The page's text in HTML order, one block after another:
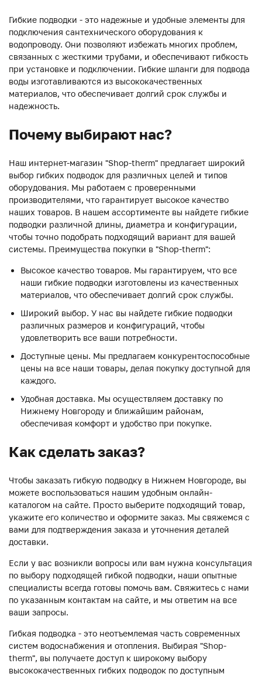
Гибкие подводки - это надежные и удобные элементы для
подключения сантехнического оборудования к
водопроводу. Они позволяют избежать многих проблем,
связанных с жесткими трубами, и обеспечивают гибкость
при установке и подключении. Гибкие шланги для подвода
воды изготавливаются из высококачественных
материалов, что обеспечивает долгий срок службы и
надежность.
Почему выбирают нас?
Наш интернет-магазин "Shop-therm" предлагает широкий
выбор гибких подводок для различных целей и типов
оборудования. Мы работаем с проверенными
производителями, что гарантирует высокое качество
наших товаров. В нашем ассортименте вы найдете гибкие
подводки различной длины, диаметра и конфигурации,
чтобы точно подобрать подходящий вариант для вашей
системы. Преимущества покупки в "Shop-therm":
Высокое качество товаров. Мы гарантируем, что все
наши гибкие подводки изготовлены из качественных
материалов, что обеспечивает долгий срок службы.
Широкий выбор. У нас вы найдете гибкие подводки
различных размеров и конфигураций, чтобы
удовлетворить все ваши потребности.
Доступные цены. Мы предлагаем конкурентоспособные
цены на все наши товары, делая покупку доступной для
каждого.
Удобная доставка. Мы осуществляем доставку по
Нижнему Новгороду и ближайшим районам,
обеспечивая комфорт и удобство при покупке.
Как сделать заказ?
Чтобы заказать гибкую подводку в Нижнем Новгороде, вы
можете воспользоваться нашим удобным онлайн-
каталогом на сайте. Просто выберите подходящий товар,
укажите его количество и оформите заказ. Мы свяжемся с
вами для подтверждения заказа и уточнения деталей
доставки.
Если у вас возникли вопросы или вам нужна консультация
по выбору подходящей гибкой подводки, наши опытные
специалисты всегда готовы помочь вам. Свяжитесь с нами
по указанным контактам на сайте, и мы ответим на все
ваши запросы.
Гибкая подводка - это неотъемлемая часть современных
систем водоснабжения и отопления. Выбирая "Shop-
therm", вы получаете доступ к широкому выбору
высококачественных гибких подводок по доступным